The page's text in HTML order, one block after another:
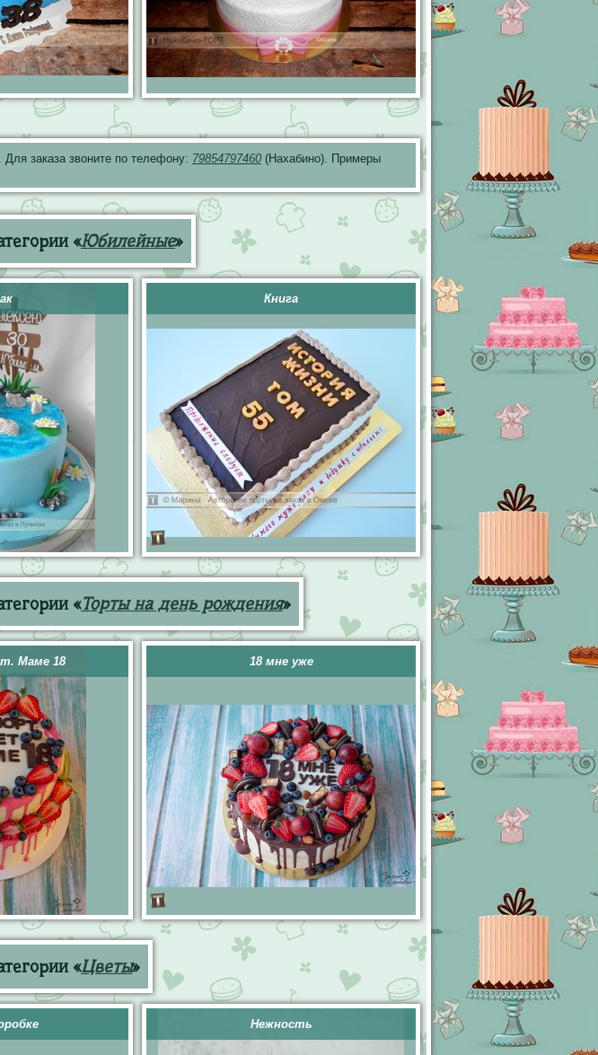
. Для заказа звоните по телефону: 79854797460 (Нахабино). Примеры
«Юбилейные»
Книга
«Торты на день рождения»
Маме 18 18 мне уже
«Цветы»
Нежность